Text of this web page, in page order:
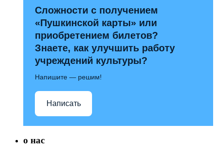
Сложности с получением
«Пушкинской карты» или
приобретением билетов?
Знаете, как улучшить работу
учреждений культуры?
Напишите — решим!
Написать
о нас